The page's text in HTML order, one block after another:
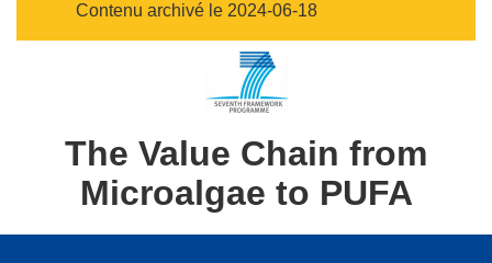
Contenu archivé le 2024-06-18
The Value Chain from
Microalgae to PUFA